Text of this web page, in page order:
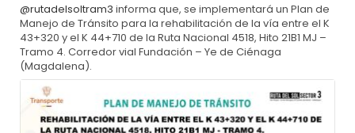
@rutadelsoltram3 informa que, se implementará un Plan de
Manejo de Tránsito para la rehabilitación de la vía entre el K
43+320 y el K 44+710 de la Ruta Nacional 4518, Hito 21B1 MJ –
Tramo 4. Corredor vial Fundación – Ye de Ciénaga
(Magdalena).